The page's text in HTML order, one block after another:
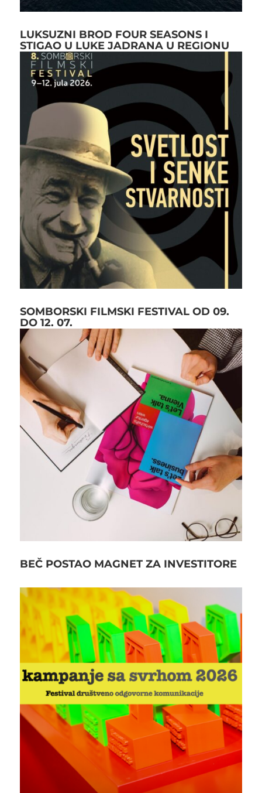
LUKSUZNI BROD FOUR SEASONS I
STIGAO U LUKE JADRANA U REGIONU
SOMBORSKI FILMSKI FESTIVAL OD 09.
DO 12. 07.
BEČ POSTAO MAGNET ZA INVESTITORE